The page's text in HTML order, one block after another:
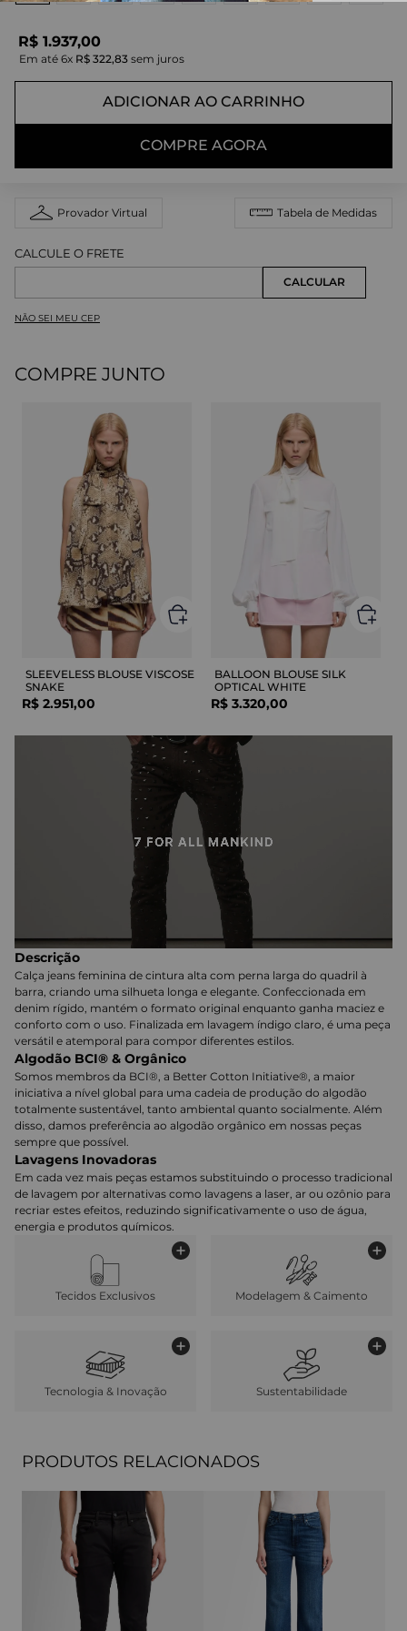
R$ 1.937,00
Em até 6x R$ 322,83 sem juros
ADICIONAR AO CARRINHO
COMPRE AGORA
Provador Virtual Tabela de Medidas
NÃO SEI MEU CEP
COMPRE JUNTO
SLEEVELESS BLOUSE VISCOSE
SNAKE
R$ 2.951,00
BALLOON BLOUSE SILK
OPTICAL WHITE
R$ 3.320,00
Descrição
Calça jeans feminina de cintura alta com perna larga do quadril à
barra, criando uma silhueta longa e elegante. Confeccionada em
denim rígido, mantém o formato original enquanto ganha maciez e
conforto com o uso. Finalizada em lavagem índigo claro, é uma peça
versátil e atemporal para compor diferentes estilos.
Algodão BCI® & Orgânico
Somos membros da BCI®, a Better Cotton Initiative®, a maior
iniciativa a nível global para uma cadeia de produção do algodão
totalmente sustentável, tanto ambiental quanto socialmente. Além
disso, damos preferência ao algodão orgânico em nossas peças
sempre que possível.
Lavagens Inovadoras
Em cada vez mais peças estamos substituindo o processo tradicional
de lavagem por alternativas como lavagens a laser, ar ou ozônio para
recriar estes efeitos, reduzindo significativamente o uso de água,
energia e produtos químicos.
Tecidos Exclusivos Modelagem & Caimento
Tecnologia & Inovação Sustentabilidade
PRODUTOS RELACIONADOS